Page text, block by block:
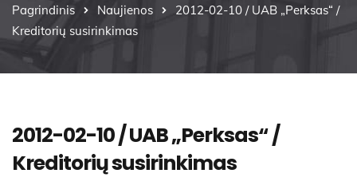
Pagrindinis Naujienos
2012-02-10 / UAB „Perksas“ /
Kreditorių susirinkimas
2012-02-10 / UAB „Perksas“ /
Kreditorių susirinkimas